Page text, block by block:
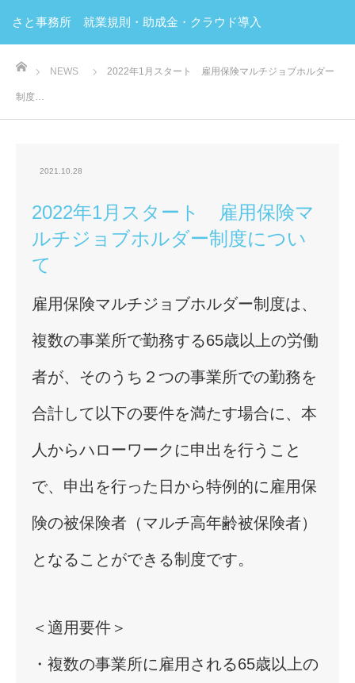
さと事務所 就業規則・助成金・クラウド導入
NEWS
2022年1月スタート 雇用保険マルチジョブホルダー
制度…
2021.10.28
2022年1月スタート 雇用保険マ
ルチジョブホルダー制度につい
て
雇用保険マルチジョブホルダー制度は、
複数の事業所で勤務する65歳以上の労働
者が、そのうち２つの事業所での勤務を
合計して以下の要件を満たす場合に、本
人からハローワークに申出を行うこと
で、申出を行った日から特例的に雇用保
険の被保険者（マルチ高年齢被保険者）
となることができる制度です。
＜適用要件＞
・複数の事業所に雇用される65歳以上の